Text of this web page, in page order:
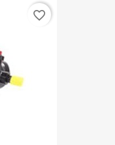
favorite_border